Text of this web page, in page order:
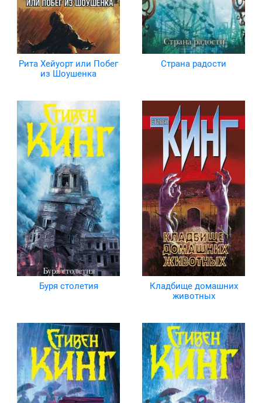
Рита Хейуорт или Побег
из Шоушенка
Страна радости
Буря столетия
Кладбище домашних
животных